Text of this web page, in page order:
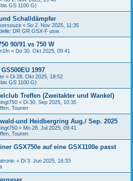
GS 1100 G)
Schalldämpfer
« So 2. Nov 2025, 11:35
DR GR GSX-F usw.
90/91 vs 750 W
« Do 30. Okt 2025, 09:41
1997
« Di 28. Okt 2025, 18:52
GS 1100 G)
Treffen (Zweitakter und Wankel)
« Di 30. Sep 2025, 10:35
Touren
und Heidbergring Aug./ Sep. 2025
« Mo 28. Jul 2025, 09:41
Touren
GSX750e auf eine GSX1100e passt
« Di 3. Jun 2025, 16:33